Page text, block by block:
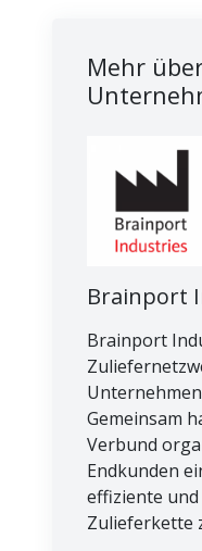
Mehr
Brainport
Brainport
Gemeinsam
Verbund
Endkunden
effiziente
Zulieferkette